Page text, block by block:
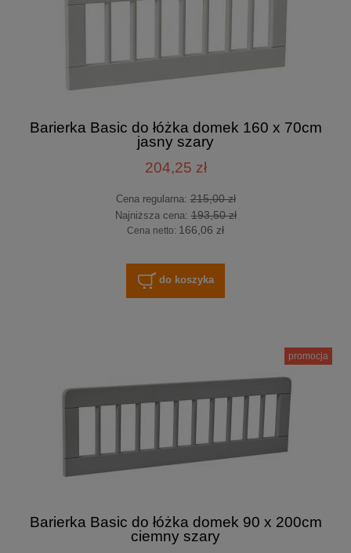
Barierka Basic do łóżka domek 160 x 70cm
jasny szary
204,25 zł
Cena regularna:215,00 zł
Najniższa cena:193,50 zł
Cena netto: 166,06 zł
do koszyka
Barierka Basic do łóżka domek 90 x 200cm
ciemny szary
promocja